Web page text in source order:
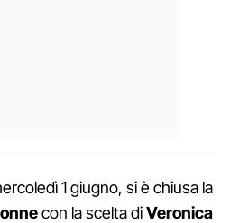
1 giugno, si è chiusa la
con la scelta diVeronica